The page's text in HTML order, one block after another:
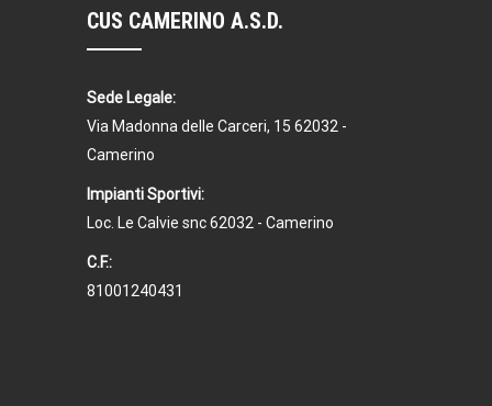
CUS CAMERINO A.S.D.
Sede Legale:
Via Madonna delle Carceri, 15 62032 -
Camerino
Impianti Sportivi:
Loc. Le Calvie snc 62032 - Camerino
C.F.:
81001240431